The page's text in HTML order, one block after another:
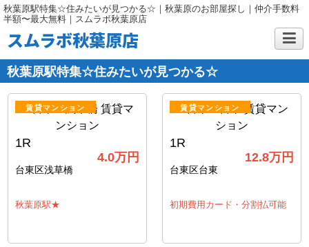
秋葉原駅特集☆住みたいが見つかる☆｜秋葉原のお部屋探し｜仲介手数料
半額〜最大無料｜スムラボ秋葉原店
スムラボ秋葉原店
秋葉原駅特集☆住みたいが見つかる☆
賃貸マンション
1R
4.0万円
台東区浅草橋
秋葉原駅★
賃貸マンション
1R
12.8万円
台東区台東
初期費用カード・分割払可能